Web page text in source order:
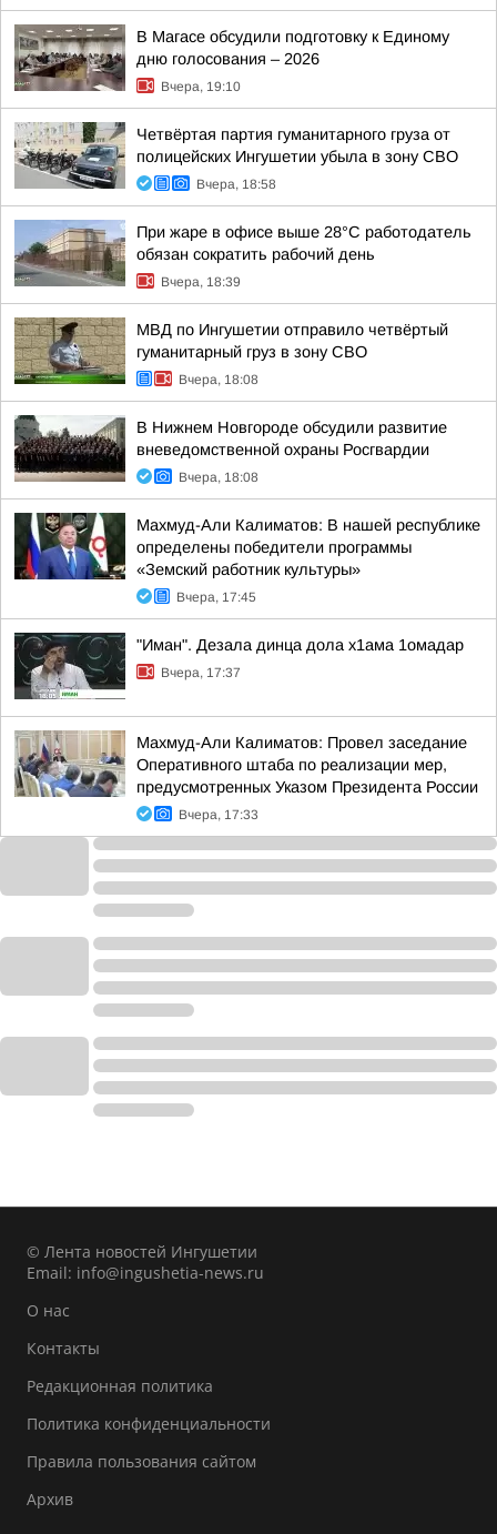
В Магасе обсудили подготовку к Единому
дню голосования – 2026
Вчера, 19:10
Четвёртая партия гуманитарного груза от
полицейских Ингушетии убыла в зону СВО
Вчера, 18:58
При жаре в офисе выше 28°C работодатель
обязан сократить рабочий день
Вчера, 18:39
МВД по Ингушетии отправило четвёртый
гуманитарный груз в зону СВО
Вчера, 18:08
В Нижнем Новгороде обсудили развитие
вневедомственной охраны Росгвардии
Вчера, 18:08
Махмуд-Али Калиматов: В нашей республике
определены победители программы
«Земский работник культуры»
Вчера, 17:45
"Иман". Дезала динца дола х1ама 1омадар
Вчера, 17:37
Махмуд-Али Калиматов: Провел заседание
Оперативного штаба по реализации мер,
предусмотренных Указом Президента России
Вчера, 17:33
© Лента новостей Ингушетии
Email: info@ingushetia-news.ru
О нас
Контакты
Редакционная политика
Политика конфиденциальности
Правила пользования сайтом
Архив